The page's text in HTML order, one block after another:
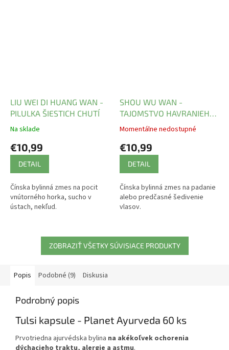
LIU WEI DI HUANG WAN -
PILULKA ŠIESTICH CHUTÍ
Na sklade
€10,99
DETAIL
Čínska bylinná zmes na pocit
vnútorného horka, sucho v
ústach, nekľud.
SHOU WU WAN -
TAJOMSTVO HAVRANIEHO
VRKOČA
Momentálne nedostupné
€10,99
DETAIL
Čínska bylinná zmes na padanie
alebo predčasné šedivenie
vlasov.
ZOBRAZIŤ VŠETKY SÚVISIACE PRODUKTY
Popis Podobné (9) Diskusia
Podrobný popis
Tulsi kapsule - Planet Ayurveda 60 ks
Prvotriedna ajurvédska bylina na akékoľvek ochorenia